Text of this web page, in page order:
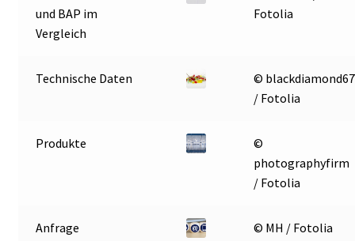
und BAP im
Vergleich
Fotolia
Technische Daten
© blackdiamond67
/ Fotolia
Produkte
©
photographyfirm
/ Fotolia
Anfrage © MH / Fotolia